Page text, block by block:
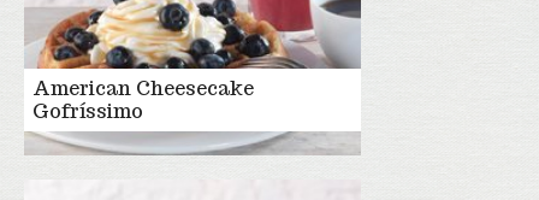
American Cheesecake
Gofríssimo